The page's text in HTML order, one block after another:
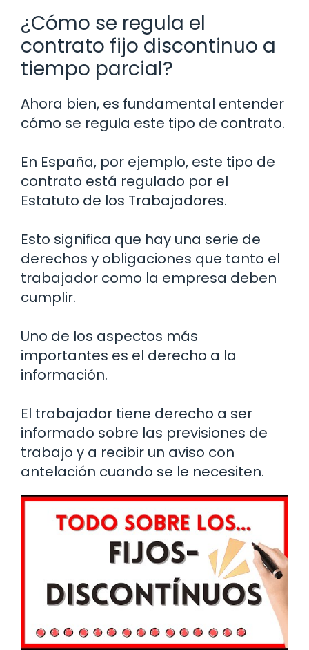
¿Cómo se regula el
contrato fijo discontinuo a
tiempo parcial?
Ahora bien, es fundamental entender
cómo se regula este tipo de contrato.
En España, por ejemplo, este tipo de
contrato está regulado por el
Estatuto de los Trabajadores.
Esto significa que hay una serie de
derechos y obligaciones que tanto el
trabajador como la empresa deben
cumplir.
Uno de los aspectos más
importantes es el derecho a la
información.
El trabajador tiene derecho a ser
informado sobre las previsiones de
trabajo y a recibir un aviso con
antelación cuando se le necesiten.